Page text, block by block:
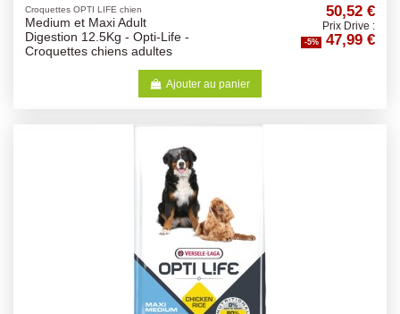
Croquettes OPTI LIFE chien
Medium et Maxi Adult
Digestion 12.5Kg - Opti-Life -
Croquettes chiens adultes
50,52 €
Prix Drive :
-5% 47,99 €
Ajouter au panier